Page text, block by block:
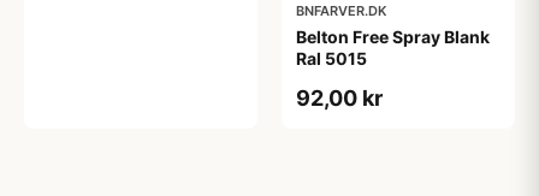
BNFARVER.DK
Belton Free Spray Blank
Ral 5015
92,00 kr